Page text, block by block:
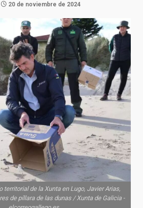
20 de noviembre de 2024
territorial de la Xunta en Lugo, Javier Arias,
de píllara de las dunas / Xunta de Galicia -